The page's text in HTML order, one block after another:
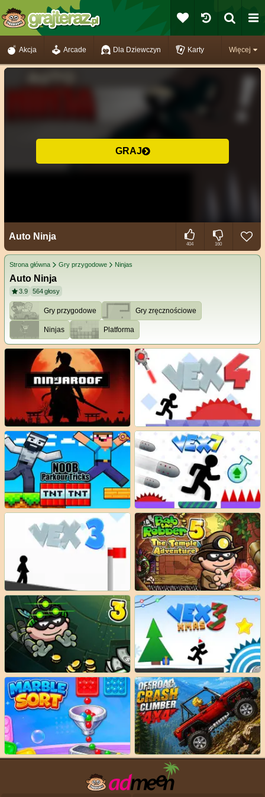
Więcej
Akcja Arcade Dla Dziewczyn Karty
GRAJ
Auto Ninja
404 160
Strona główna Gry przygodowe Ninjas
Auto Ninja
3.9 564głosy
Gry przygodowe Gry zręcznościowe
Ninjas Platforma